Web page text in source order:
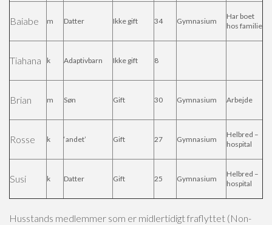
Baiabe m Datter Ikke gift 34 Gymnasium
Har boet
hos familie
Tiahana k Adaptivbarn Ikke gift 8
Brian m Søn Gift 30 Gymnasium Arbejde
Rosse k ‘andet’ Gift 27 Gymnasium
Helbred –
hospital
Susi k Datter Gift 25 Gymnasium
Helbred –
hospital
Husstands medlemmer som er midlertidigt fraflyttet (Non-